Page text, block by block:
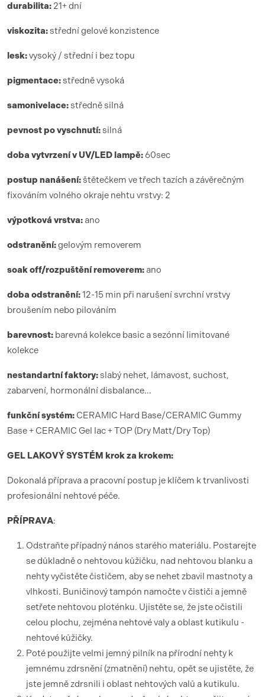
durabilita: 21+ dní
viskozita:střední gelové konzistence
lesk:vysoký / střední i bez topu
pigmentace:středně vysoká
samonivelace:středně silná
pevnost po vyschnutí:silná
doba vytvrzenív UV/LED lampě:60sec
postup nanášení:štětečkem ve třech tazích a závěrečným
fixováním volného okraje nehtu vrstvy: 2
výpotková vrstva: ano
odstranění:gelovým removerem
soak off/rozpuštění removerem: ano
doba odstranění:12-15 min při narušení svrchní vrstvy
broušením nebo pilováním
barevnost: barevná kolekce basic a sezónní limitované
kolekce
nestandartní faktory:slabý nehet, lámavost, suchost,
zabarvení, hormonální disbalance…
funkční systém:CERAMIC Hard Base/CERAMIC Gummy
Base + CERAMIC Gel lac + TOP (Dry Matt/Dry Top)
GEL LAKOVÝ SYSTÉM krok za krokem:
Dokonalá příprava a pracovní postup je klíčem k trvanlivosti
profesionální nehtové péče.
PŘÍPRAVA:
Odstraňte případný nános starého materiálu. Postarejte
se důkladně o nehtovou kůžičku, nad nehtovou blanku a
nehty vyčistěte čističem, aby se nehet zbavil mastnoty a
vlhkosti. Buničinový tampón namočte v čističi a jemně
setřete nehtovou ploténku. Ujistěte se, že jste očistili
celou plochu, zejména nehtové valy a oblast kutikulu -
nehtové kůžičky.
Poté použijte velmi jemný pilník na přírodní nehty k
jemnému zdrsnění (zmatnění) nehtu, opět se ujistěte, že
jste jemně zdrsnili i oblast nehtových valů a kutikulu.